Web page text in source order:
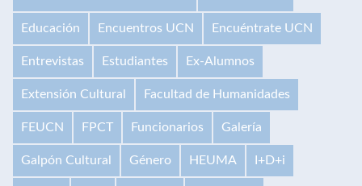
Educación Encuentros UCN Encuéntrate UCN
Entrevistas Estudiantes Ex-Alumnos
Extensión Cultural Facultad de Humanidades
FEUCN FPCT Funcionarios Galería
Galpón Cultural Género HEUMA I+D+i